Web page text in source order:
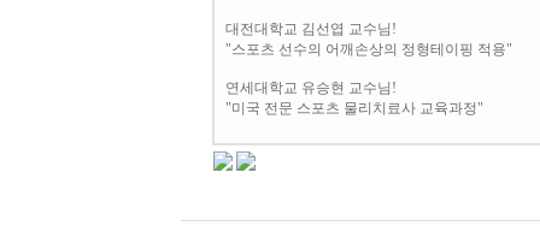
대전대학교 김선엽 교수님!
"스포츠 선수의 어깨손상의 정형테이핑 적용"
연세대학교 유승현 교수님!
"미국 전문 스포츠 물리치료사 교육과정"